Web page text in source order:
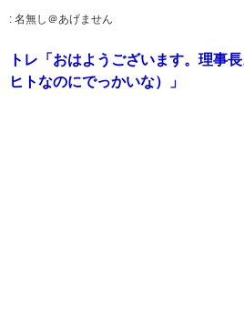
: 名無し＠あげません
トレ「おはようございます。理事
ヒトなのにでっかいな）」